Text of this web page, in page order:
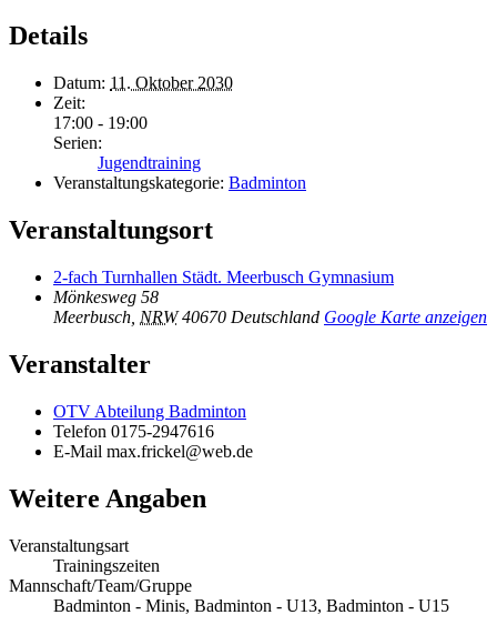
Details
Datum: 11. Oktober 2030
Zeit:
17:00 - 19:00
Serien:
Jugendtraining
Veranstaltungskategorie: Badminton
Veranstaltungsort
2-fach Turnhallen Städt. Meerbusch Gymnasium
Mönkesweg 58
Meerbusch NRW 40670 Deutschland Google Karte anzeigen
Veranstalter
OTV Abteilung Badminton
Telefon 0175-2947616
E-Mail max.frickel@web.de
Weitere Angaben
Veranstaltungsart
Trainingszeiten
Mannschaft/Team/Gruppe
Badminton - Minis, Badminton - U13, Badminton - U15